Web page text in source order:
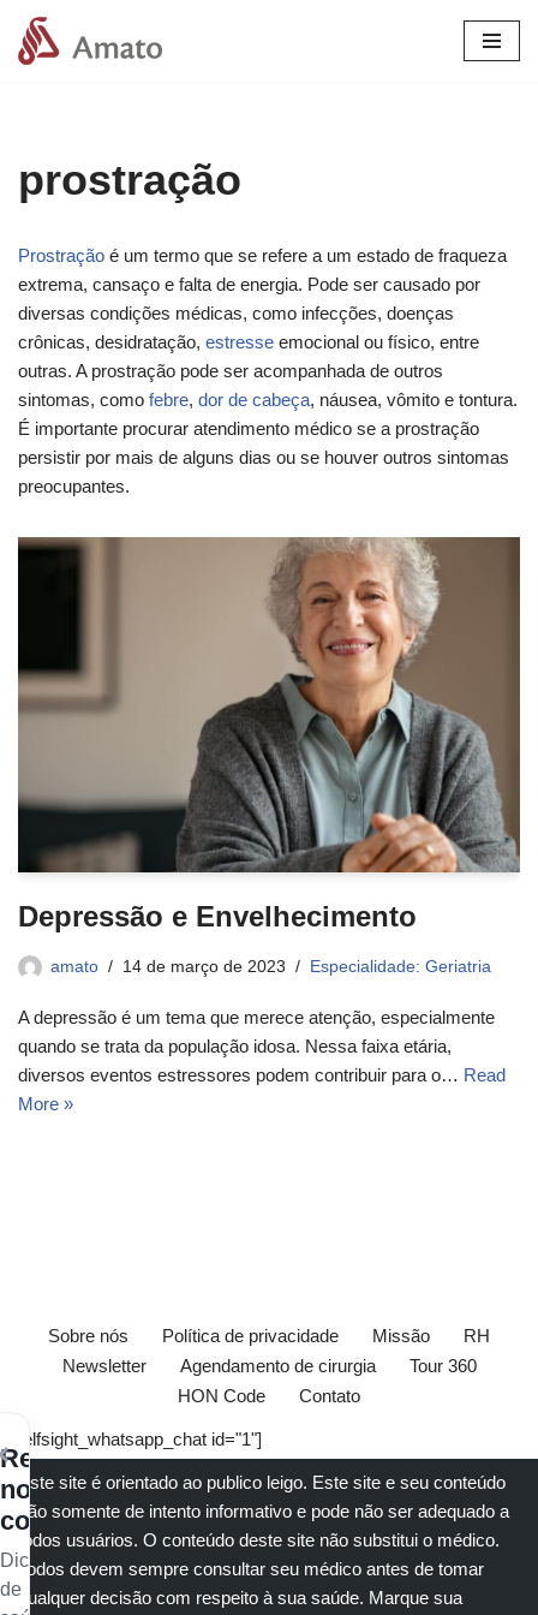
Pular
prostração
Prostração é um termo que se refere a um estado de fraqueza
extrema, cansaço e falta de energia. Pode ser causado por
diversas condições médicas, como infecções, doenças
crônicas, desidratação, estresse emocional ou físico, entre
outras. A prostração pode ser acompanhada de outros
sintomas, como febre, dor de cabeça, náusea, vômito e tontura.
É importante procurar atendimento médico se a prostração
persistir por mais de alguns dias ou se houver outros sintomas
preocupantes.
Depressão e Envelhecimento
amato 14 de março de 2023 Especialidade: Geriatria
A depressão é um tema que merece atenção, especialmente
quando se trata da população idosa. Nessa faixa etária,
diversos eventos estressores podem contribuir para o… Read
More »
Sobre nós Política de privacidade Missão
RH
Newsletter
Agendamento de cirurgia
Tour 360
HON Code
Contato
[elfsight_whatsapp_chat id="1"]
Este site é orientado ao publico leigo. Este site e seu conteúdo
são somente de intento informativo e pode não ser adequado a
todos usuários. O conteúdo deste site não substitui o médico.
Todos devem sempre consultar seu médico antes de tomar
qualquer decisão com respeito à sua saúde. Marque sua
Receba
nossos
conteúdos
Dicas
de